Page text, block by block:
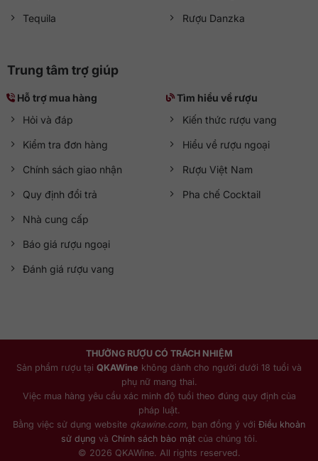
Tequila Rượu Danzka
Trung tâm trợ giúp
Hỗ trợ mua hàng
Hỏi và đáp
Kiểm tra đơn hàng
Chính sách giao nhận
Quy định đổi trả
Nhà cung cấp
Báo giá rượu ngoại
Đánh giá rượu vang
Tìm hiểu về rượu
Kiến thức rượu vang
Hiểu về rượu ngoại
Rượu Việt Nam
Pha chế Cocktail
THƯỞNG RƯỢU CÓ TRÁCH NHIỆM
Sản phẩm rượu tại QKAWine không dành cho người dưới 18 tuổi và
phụ nữ mang thai.
Việc mua hàng yêu cầu xác minh độ tuổi theo đúng quy định của
pháp luật.
Bằng việc sử dụng website qkawine.com , bạn đồng ý với Điều khoản
sử dụng và Chính sách bảo mậtcủa chúng tôi.
© 2026 QKAWine. All rights reserved.